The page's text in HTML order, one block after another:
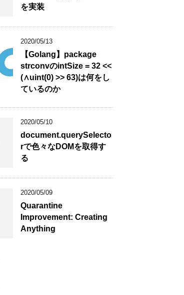
を実装
2020/05/13
【Golang】package
strconvのintSize = 32 <<
(∧uint(0) >> 63)は何をし
ているのか
2020/05/10
document.querySelecto
rで色々なDOMを取得す
る
2020/05/09
Quarantine
Improvement: Creating
Anything